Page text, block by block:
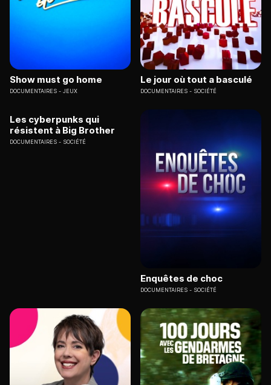
Show must go home
DOCUMENTAIRES JEUX
Le jour où tout a basculé
DOCUMENTAIRES SOCIÉTÉ
Les cyberpunks qui
résistent à Big Brother
DOCUMENTAIRES SOCIÉTÉ
Enquêtes de choc
DOCUMENTAIRES SOCIÉTÉ